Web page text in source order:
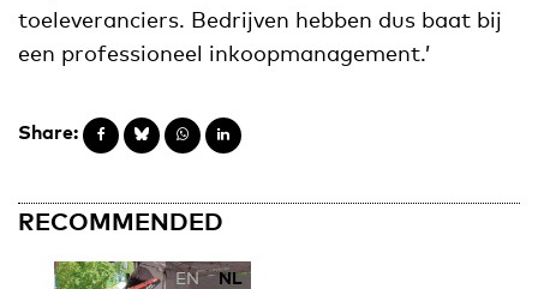
toeleveranciers. Bedrijven hebben dus baat bij
een professioneel inkoopmanagement.’
Share:
RECOMMENDED
EN NL